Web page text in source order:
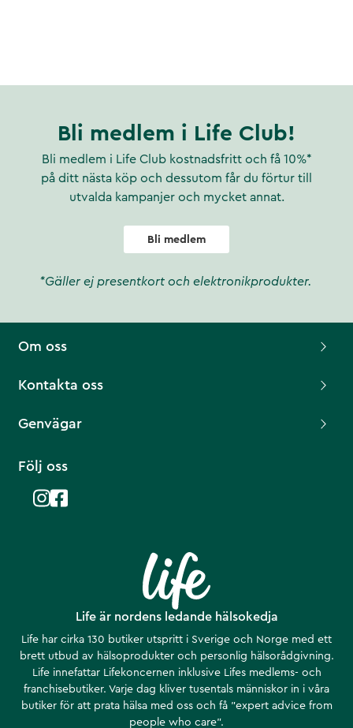
Bli medlem i Life Club!
Bli medlem i Life Club kostnadsfritt och få 10%*
på ditt nästa köp och dessutom får du förtur till
utvalda kampanjer och mycket annat.
Bli medlem
*Gäller ej presentkort och elektronikprodukter.
Life är nordens ledande hälsokedja
Life har cirka 130 butiker utspritt i Sverige och Norge med ett
brett utbud av hälsoprodukter och personlig hälsorådgivning.
Life innefattar Lifekoncernen inklusive Lifes medlems- och
franchisebutiker. Varje dag kliver tusentals människor in i våra
butiker för att prata hälsa med oss och få ”expert advice from
people who care”.
Om oss
Kontakta oss
Genvägar
Följ oss